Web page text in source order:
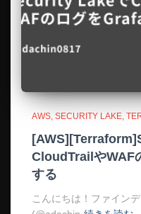
AWS SECURITY LAKE
CloudTrailやWAF
する
こんにちは！ファイン